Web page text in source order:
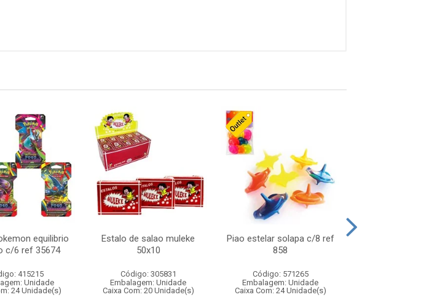
equilibrio
c/6 ref 35674
415215
Unidade
24 Unidade(s)
Estalo de salao muleke
50x10
Código: 305831
Embalagem: Unidade
Caixa Com: 20 Unidade(s)
Piao estelar solapa c/8 ref
858
Código: 571265
Embalagem: Unidade
Caixa Com: 24 Unidade(s)